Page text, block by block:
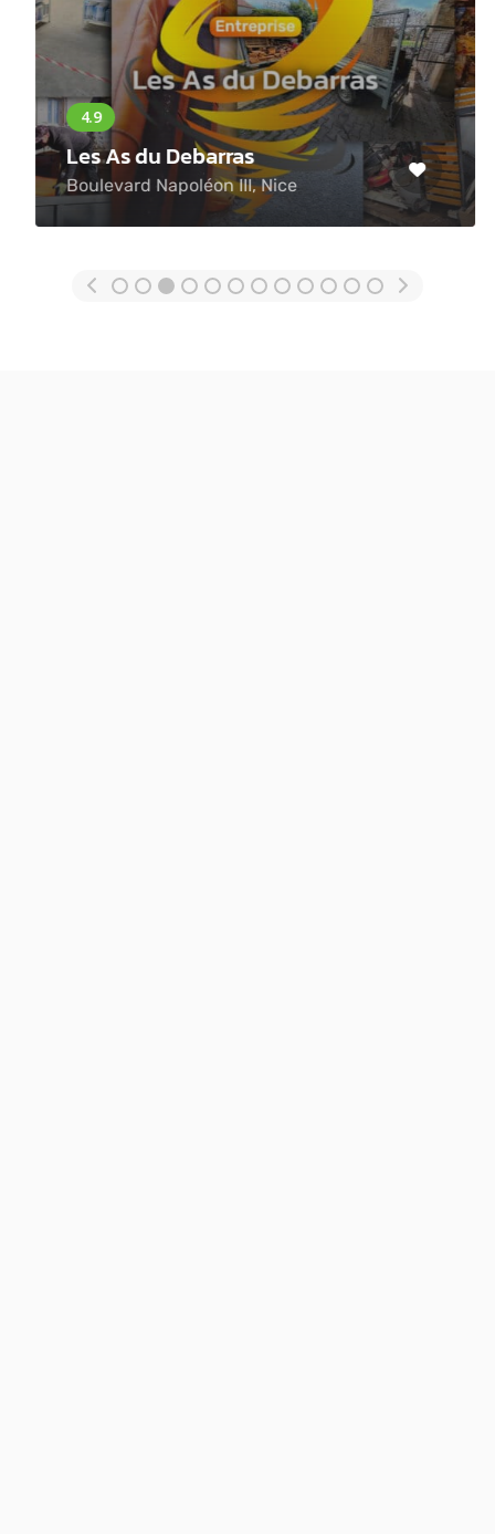
Les As du Debarras
Boulevard Napoléon III, Nice